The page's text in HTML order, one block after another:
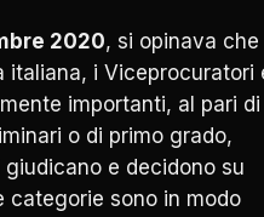
2020, si opinava che
italiana, i Viceprocuratori
importanti, al pari di
o di primo grado,
giudicano e decidono su
categorie sono in modo